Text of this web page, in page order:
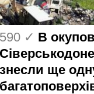
590 ✓ В
знесли ще